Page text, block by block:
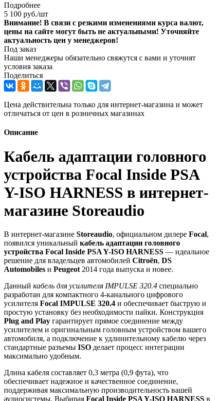
Подробнее
5 100 руб./шт
Внимание! В связи с резкими изменениями курса валют,
цены на сайте могут быть не актуальными! Уточняйте
актуальность цен у менеджеров!
Под заказ
Наши менеджеры обязательно свяжутся с вами и уточнят
условия заказа
Поделиться
Цена действительна только для интернет-магазина и может
отличаться от цен в розничных магазинах
Описание
Кабель адаптации головного
устройства Focal Inside PSA
Y-ISO HARNESS в интернет-
магазине Storeaudio
В интернет-магазине Storeaudio, официальном дилере Focal,
появился уникальный кабель адаптации головного
устройства Focal Inside PSA Y-ISO HARNESS — идеальное
решение для владельцев автомобилей Citroën, DS
Automobiles и Peugeot 2014 года выпуска и новее.
Данный кабель для усилителя IMPULSE 320.4 специально
разработан для компактного 4-канального цифрового
усилителя Focal IMPULSE 320.4 и обеспечивает быструю и
простую установку без необходимости пайки. Конструкция
Plug and Play гарантирует прямое соединение между
усилителем и оригинальным головным устройством вашего
автомобиля, а подключение к удлинительному кабелю через
стандартные разъемы ISO делает процесс интеграции
максимально удобным.
Длина кабеля составляет 0,3 метра (0,9 фута), что
обеспечивает надежное и качественное соединение,
поддерживая максимальную производительность вашей
аудиосистемы. Выбирая Focal Inside PSA Y-ISO HARNESS в